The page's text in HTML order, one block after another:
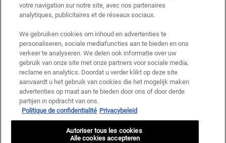
Deze site wordt beschermd door Cloudflare en het privacybeleid en de
gebruiksvoorwaarden zijn van toepassing.
AANMELDEN
Fabrikantinformatie
KIEHL'S
14, rue Royale - 75008 Paris France
kiehls@be.oaccare.com
votre navigation sur notre site, avec nos partenaires
analytiques, publicitaires et de réseaux sociaux.
We gebruiken cookies om inhoud en advertenties te
personaliseren, sociale mediafuncties aan te bieden en ons
verkeer te analyseren. We delen ook informatie over uw
gebruik van onze site met onze partners voor sociale media,
reclame en analytics. Doordat u verder klikt op deze site
aanvaardt u het gebruik van cookies die het mogelijk maken
advertenties op maat aan te bieden door ons of door derde
partijen in opdracht van ons.
Politique de confidentialité Privacybeleid
Autoriser tous les cookies
Alle cookies accepteren